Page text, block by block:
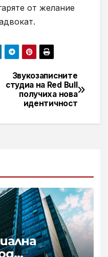
от желание
Звукозаписните
студиа на Red Bull
получиха нова
идентичност